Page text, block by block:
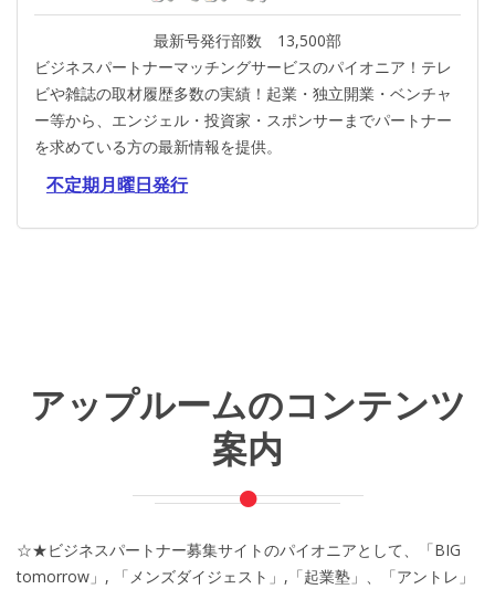
最新号発行部数 13,500部
ビジネスパートナーマッチングサービスのパイオニア！テレ
ビや雑誌の取材履歴多数の実績！起業・独立開業・ベンチャ
ー等から、エンジェル・投資家・スポンサーまでパートナー
を求めている方の最新情報を提供。
アップルームのコンテンツ
案内
☆★ビジネスパートナー募集サイトのパイオニアとして、「BIG
tomorrow」, 「メンズダイジェスト」,「起業塾」、「アントレ」